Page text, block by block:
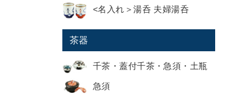
<名入れ＞湯呑 夫婦湯呑
茶器
千茶・蓋付千茶・急須・土瓶
急須